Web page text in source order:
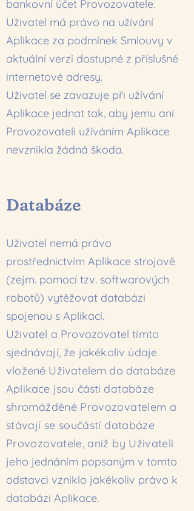
bankovní účet Provozovatele.
Uživatel má právo na užívání
Aplikace za podmínek Smlouvy v
aktuální verzi dostupné z příslušné
internetové adresy.
Uživatel se zavazuje při užívání
Aplikace jednat tak, aby jemu ani
Provozovateli užíváním Aplikace
nevznikla žádná škoda.
Databáze
Uživatel nemá právo
prostřednictvím Aplikace strojově
(zejm. pomocí tzv. softwarových
robotů) vytěžovat databázi
spojenou s Aplikací.
Uživatel a Provozovatel tímto
sjednávají, že jakékoliv údaje
vložené Uživatelem do databáze
Aplikace jsou části databáze
shromážděné Provozovatelem a
stávají se součástí databáze
Provozovatele, aniž by Uživateli
jeho jednáním popsaným v tomto
odstavci vzniklo jakékoliv právo k
databázi Aplikace.